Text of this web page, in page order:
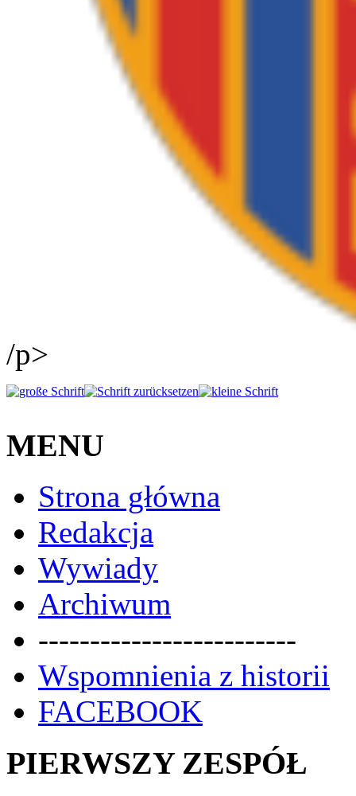
/p>
MENU
Strona główna
Redakcja
Wywiady
Archiwum
-------------------------
Wspomnienia z historii
FACEBOOK
PIERWSZY ZESPÓŁ